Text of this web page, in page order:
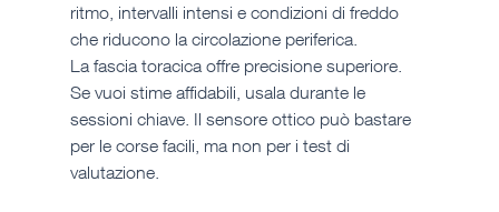
ritmo, intervalli intensi e condizioni di freddo
che riducono la circolazione periferica.
La fascia toracica offre precisione superiore.
Se vuoi stime affidabili, usala durante le
sessioni chiave. Il sensore ottico può bastare
per le corse facili, ma non per i test di
valutazione.